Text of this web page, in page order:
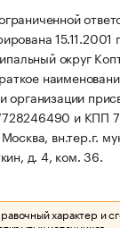
15.11.2001
округ
организации
и КПП
вн.тер.г.
д. 4, ком. 36.
характер и